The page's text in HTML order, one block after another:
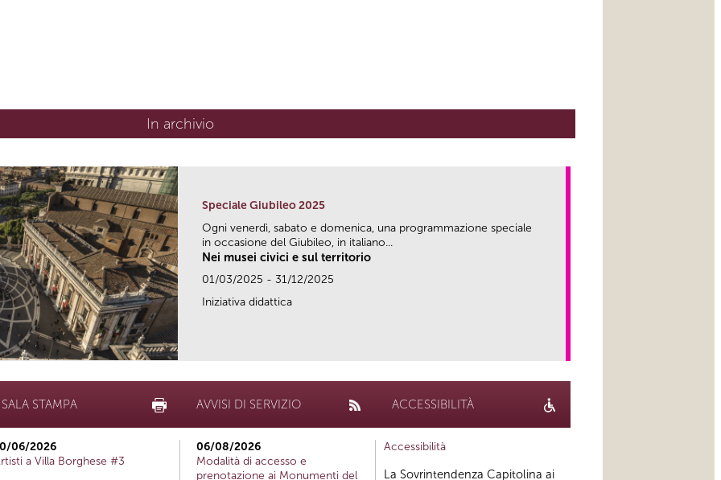
In archivio
Speciale Giubileo 2025
Ogni venerdì, sabato e domenica, una programmazione speciale
in occasione del Giubileo, in italiano...
Nei musei civici e sul territorio
01/03/2025 - 31/12/2025
Iniziativa didattica
SALA STAMPA
06/2026
a Villa Borghese #3
AVVISI DI SERVIZIO
06/08/2026
Modalità di accesso e
prenotazione ai Monumenti del
ACCESSIBILITÀ
Accessibilità
La Sovrintendenza Capitolina ai